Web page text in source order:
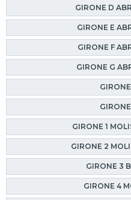
GIRONE D
GIRONE E
GIRONE F
GIRONE G
GIRONE 1
GIRONE 2
GIRONE 3
GIRONE 4